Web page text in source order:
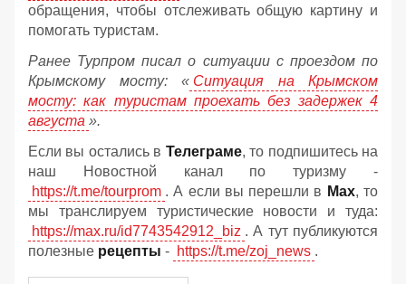
обращения, чтобы отслеживать общую картину и
помогать туристам.
Ранее Турпром писал о ситуации с проездом по
Крымскому мосту: « Ситуация на Крымском
мосту: как туристам проехать без задержек 4
августа ».
Если вы остались в Телеграме, то подпишитесь на
наш Новостной канал по туризму -
https://t.me/tourprom . А если вы перешли в Мах, то
мы транслируем туристические новости и туда:
https://max.ru/id7743542912_biz . А тут публикуются
полезные рецепты - https://t.me/zoj_news .